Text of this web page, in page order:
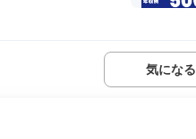
気になる